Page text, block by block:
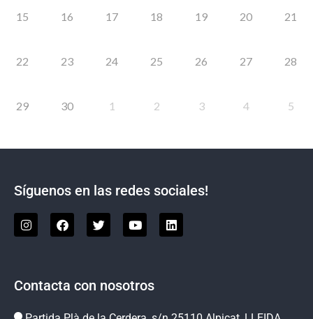
15 16 17 18 19 20 21
22 23 24 25 26 27 28
29 30 1 2 3 4 5
Síguenos en las redes sociales!
Contacta con nosotros